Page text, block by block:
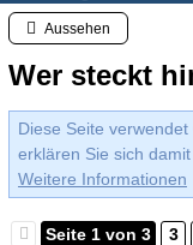
Aussehen
Wer steckt
Diese Seite
erklären Sie sich
Weitere Informationen
Seite 1 von 3 3